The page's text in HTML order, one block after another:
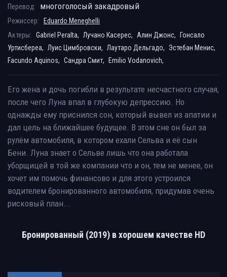
Перевод: многоголосый закадровый
Режиссер:
Eduardo Meneghelli
Актеры:
Gabriel Peralta, Лучано Касерес, Алин Джонс,
Гонсало
Уртисбереа, Луис Цимбровски, Лаутаро Дельгадо, Эстебан Менис,
Facundo Aquinos, Сандра Смит, Emilio Vodanovich,
Его жена и дочь погибли в результате несчастного случая,
после чего Луна впал в глубокую депрессию. Но
однажды ему приснился сон, который вывел из апатии и
дал цель на ближайшее будущее. В этом сне он был за
рулём автомобиля, в котором ехали Сельва и её сын
Бени. Луна знает о Сельве лишь что она работала
уборщицей в той же компании что и он, тем не менее, он
хочет им помочь финансово и для этого устроился
водителем бронированного автомобиля, придумав очень
рисковый план...
Бронированный (2019) в хорошем качестве HD